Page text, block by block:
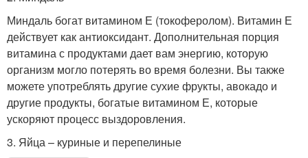
Миндаль богат витамином Е (токоферолом). Витамин Е
действует как антиоксидант. Дополнительная порция
витамина с продуктами дает вам энергию, которую
организм могло потерять во время болезни. Вы также
можете употреблять другие сухие фрукты, авокадо и
другие продукты, богатые витамином Е, которые
ускоряют процесс выздоровления.
3. Яйца – куриные и перепелиные